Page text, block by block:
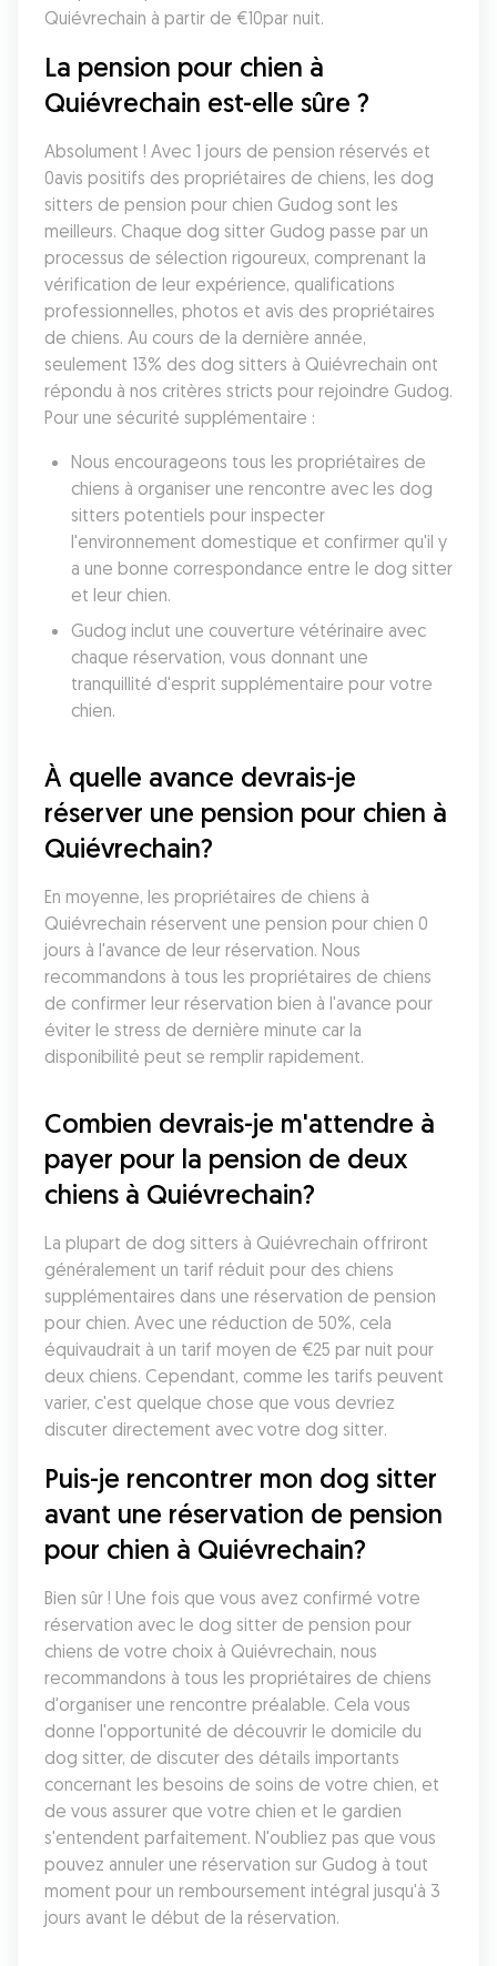
Quiévrechain à partir de €10par nuit.
La pension pour chien à
Quiévrechain est-elle sûre ?
Absolument ! Avec 1 jours de pension réservés et
0avis positifs des propriétaires de chiens, les dog
sitters de pension pour chien Gudog sont les
meilleurs. Chaque dog sitter Gudog passe par un
processus de sélection rigoureux, comprenant la
vérification de leur expérience, qualifications
professionnelles, photos et avis des propriétaires
de chiens. Au cours de la dernière année,
seulement 13% des dog sitters à Quiévrechain ont
répondu à nos critères stricts pour rejoindre Gudog.
Pour une sécurité supplémentaire :
Nous encourageons tous les propriétaires de
chiens à organiser une rencontre avec les dog
sitters potentiels pour inspecter
l'environnement domestique et confirmer qu'il y
a une bonne correspondance entre le dog sitter
et leur chien.
Gudog inclut une couverture vétérinaire avec
chaque réservation, vous donnant une
tranquillité d'esprit supplémentaire pour votre
chien.
À quelle avance devrais-je
réserver une pension pour chien à
Quiévrechain?
En moyenne, les propriétaires de chiens à
Quiévrechain réservent une pension pour chien 0
jours à l'avance de leur réservation. Nous
recommandons à tous les propriétaires de chiens
de confirmer leur réservation bien à l'avance pour
éviter le stress de dernière minute car la
disponibilité peut se remplir rapidement.
Combien devrais-je m'attendre à
payer pour la pension de deux
chiens à Quiévrechain?
La plupart de dog sitters à Quiévrechain offriront
généralement un tarif réduit pour des chiens
supplémentaires dans une réservation de pension
pour chien. Avec une réduction de 50%, cela
équivaudrait à un tarif moyen de €25 par nuit pour
deux chiens. Cependant, comme les tarifs peuvent
varier, c'est quelque chose que vous devriez
discuter directement avec votre dog sitter.
Puis-je rencontrer mon dog sitter
avant une réservation de pension
pour chien à Quiévrechain?
Bien sûr ! Une fois que vous avez confirmé votre
réservation avec le dog sitter de pension pour
chiens de votre choix à Quiévrechain, nous
recommandons à tous les propriétaires de chiens
d'organiser une rencontre préalable. Cela vous
donne l'opportunité de découvrir le domicile du
dog sitter, de discuter des détails importants
concernant les besoins de soins de votre chien, et
de vous assurer que votre chien et le gardien
s'entendent parfaitement. N'oubliez pas que vous
pouvez annuler une réservation sur Gudog à tout
moment pour un remboursement intégral jusqu'à 3
jours avant le début de la réservation.